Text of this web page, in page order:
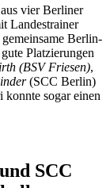
vier Berliner
Landestrainer
Berlin-
Platzierungen
(BSV Friesen),
(SCC Berlin)
konnte sogar einen
SCC